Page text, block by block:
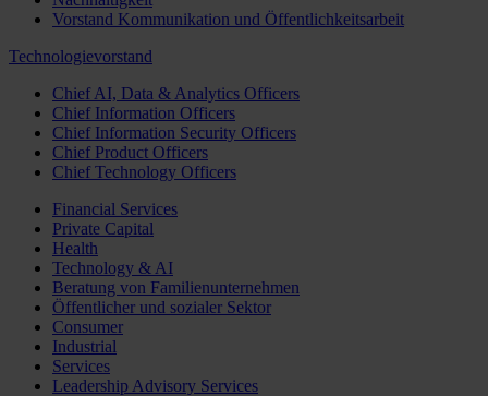
Vorstand Kommunikation und Öffentlichkeitsarbeit
Technologievorstand
Chief AI, Data & Analytics Officers
Chief Information Officers
Chief Information Security Officers
Chief Product Officers
Chief Technology Officers
Financial Services
Private Capital
Health
Technology & AI
Beratung von Familienunternehmen
Öffentlicher und sozialer Sektor
Consumer
Industrial
Services
Leadership Advisory Services